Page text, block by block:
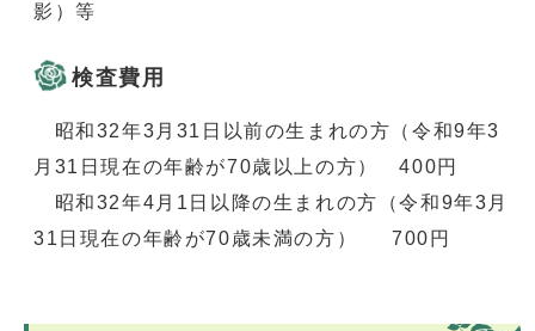
影）等
検査費用
昭和32年3月31日以前の生まれの方（令和9年3
月31日現在の年齢が70歳以上の方） 400円
昭和32年4月1日以降の生まれの方（令和9年3月
31日現在の年齢が70歳未満の方） 700円